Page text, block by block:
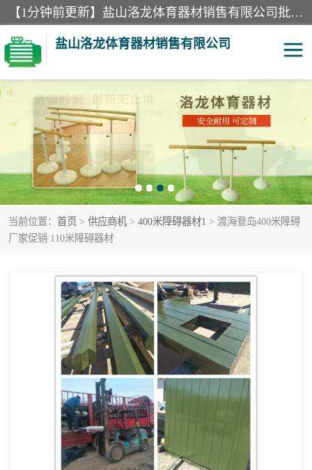
【1分钟前更新】盐山洛龙体育器材销售有限公司批量供应：300米障碍器材、400米障碍器材、部队训练器材、双杠、体操垫、舞蹈把杆等产品。盐山洛龙体育器材销售有限公司经过多年的发展，集研发，生产，销售，售后服务为一体. 奉行“质量，信誉，服务”的宗旨，以开拓创新的精神和真诚守信的态度积极进取。
盐山洛龙体育器材销售有限公司
当前位置： 首页 > 供应商机 > 400米障碍器材1 > 渡海登岛400米障碍
厂家促销 110米障碍器材
单双杠 舞蹈把杆
400米障碍器材 体操垫
300米障碍器材 攀爬架
塑胶跑道 400米障碍器材1